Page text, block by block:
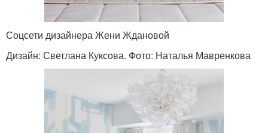
Соцсети дизайнера Жени Ждановой
Дизайн: Светлана Куксова. Фото: Наталья Мавренкова